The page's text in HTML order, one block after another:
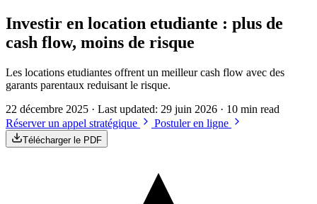
Investir en location etudiante : plus de
cash flow, moins de risque
Les locations etudiantes offrent un meilleur cash flow avec des
garants parentaux reduisant le risque.
22 décembre 2025 · Last updated: 29 juin 2026 · 10 min read
Réserver un appel stratégique
Postuler en ligne
Télécharger le PDF